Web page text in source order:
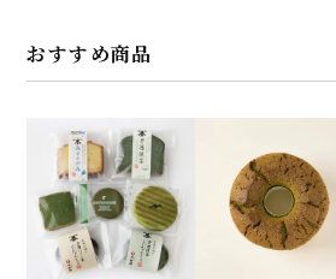
おすすめ商品